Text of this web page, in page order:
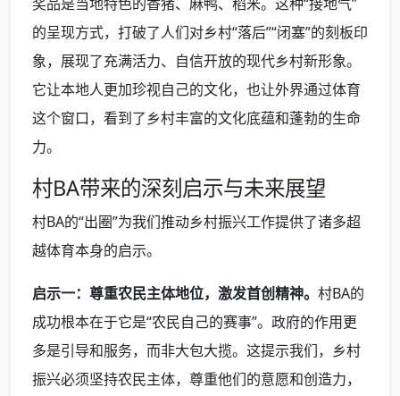
的呈现方式，打破了人们对乡村“落后”“闭塞”的刻板印
象，展现了充满活力、自信开放的现代乡村新形象。
它让本地人更加珍视自己的文化，也让外界通过体育
这个窗口，看到了乡村丰富的文化底蕴和蓬勃的生命
力。
村BA带来的深刻启示与未来展望
村BA的“出圈”为我们推动乡村振兴工作提供了诸多超
越体育本身的启示。
启示一：尊重农民主体地位，激发首创精神。 村BA的
成功根本在于它是“农民自己的赛事”。政府的作用更
多是引导和服务，而非大包大揽。这提示我们，乡村
振兴必须坚持农民主体，尊重他们的意愿和创造力，